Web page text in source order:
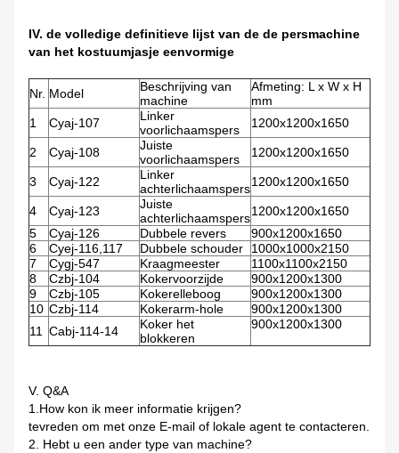
IV. de volledige definitieve lijst van de de persmachine
van het kostuumjasje eenvormige
Nr. Model
Beschrijving van
machine
Afmeting: L x W x H
mm
1
Cyaj-107
Linker
voorlichaamspers
1200x1200x1650
2 Cyaj-108
Juiste
voorlichaamspers
1200x1200x1650
3 Cyaj-122
Linker
achterlichaamspers1200x1200x1650
4 Cyaj-123
Juiste
achterlichaamspers1200x1200x1650
5
Cyaj-126 Dubbele revers
900x1200x1650
6
Cyej-116,117 Dubbele schouder
1000x1000x2150
7
Cygj-547 Kraagmeester
1100x1100x2150
8
Czbj-104 Kokervoorzijde
900x1200x1300
9
Czbj-105 Kokerelleboog
900x1200x1300
10 Czbj-114 Kokerarm-hole
900x1200x1300
11 Cabj-114-14
Koker het
blokkeren
900x1200x1300
V. Q&A
1.How kon ik meer informatie krijgen?
tevreden om met onze E-mail of lokale agent te contacteren.
2. Hebt u een ander type van machine?